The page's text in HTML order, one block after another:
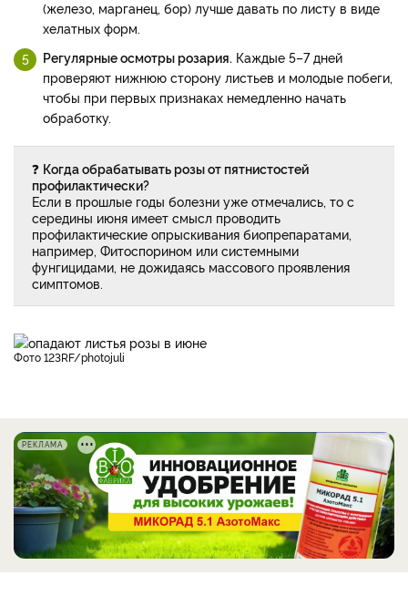
(железо, марганец, бор) лучше давать по листу в виде
хелатных форм.
Регулярные осмотры розария. Каждые 5–7 дней
проверяют нижнюю сторону листьев и молодые побеги,
чтобы при первых признаках немедленно начать
обработку.
❓ Когда обрабатывать розы от пятнистостей
профилактически?
Если в прошлые годы болезни уже отмечались, то с
середины июня имеет смысл проводить
профилактические опрыскивания биопрепаратами,
например, Фитоспорином или системными
фунгицидами, не дожидаясь массового проявления
симптомов.
фото 123RF/photojuli
РЕКЛАМА